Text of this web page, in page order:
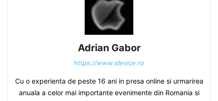
Adrian Gabor
https://www.idevice.ro
Cu o experienta de peste 16 ani in presa online si urmarirea
anuala a celor mai importante evenimente din Romania si